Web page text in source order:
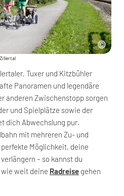
Tuxer und Kitzbühler
Panoramen und legendäre
anderen Zwischenstopp sorgen
und Spielplätze sowie der
dich Abwechslung pur.
mit mehreren Zu- und
Möglichkeit, deine
– so kannst du
weit deine Radreise gehen